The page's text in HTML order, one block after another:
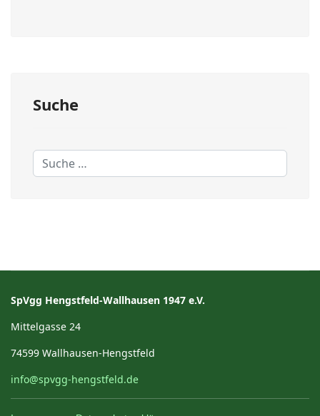
Suche
Suchen
SpVgg Hengstfeld-Wallhausen 1947 e.V.
Mittelgasse 24
74599 Wallhausen-Hengstfeld
info@spvgg-hengstfeld.de